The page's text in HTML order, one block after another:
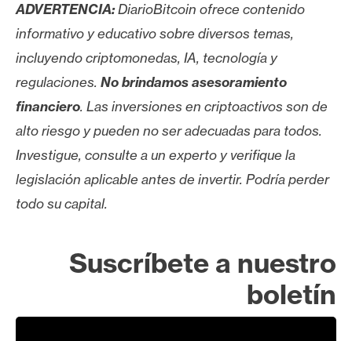
ADVERTENCIA:DiarioBitcoin ofrece contenido
informativo y educativo sobre diversos temas,
incluyendo criptomonedas, IA, tecnología y
regulaciones. No brindamos asesoramiento
financiero. Las inversiones en criptoactivos son de
alto riesgo y pueden no ser adecuadas para todos.
Investigue, consulte a un experto y verifique la
legislación aplicable antes de invertir. Podría perder
todo su capital.
Suscríbete a nuestro
boletín